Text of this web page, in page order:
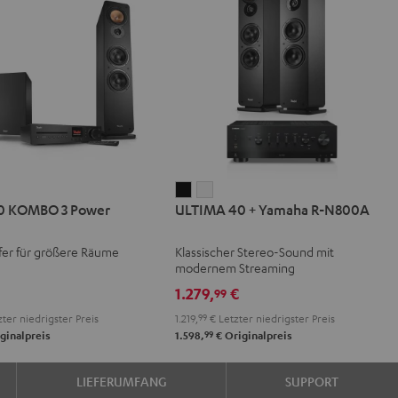
KOMBO 3 Power
für größere Räume
niedrigster Preis
40
Yamaha
R-
N800A
Schwarz
40
Yamaha
R-
N800A
Weiß
ULTIMA 40 + Yamaha R-N800A
Klassischer Stereo-Sound mit
modernem Streaming
1.279,99 €
1.219,99 € Letzter niedrigster Preis
1.598,99 € Originalpreis
LIEFERUMFANG SUPPORT